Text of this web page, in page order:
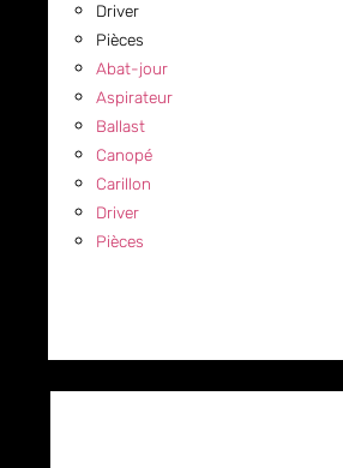
Driver
Pièces
Abat-jour
Aspirateur
Ballast
Canopé
Carillon
Driver
Pièces